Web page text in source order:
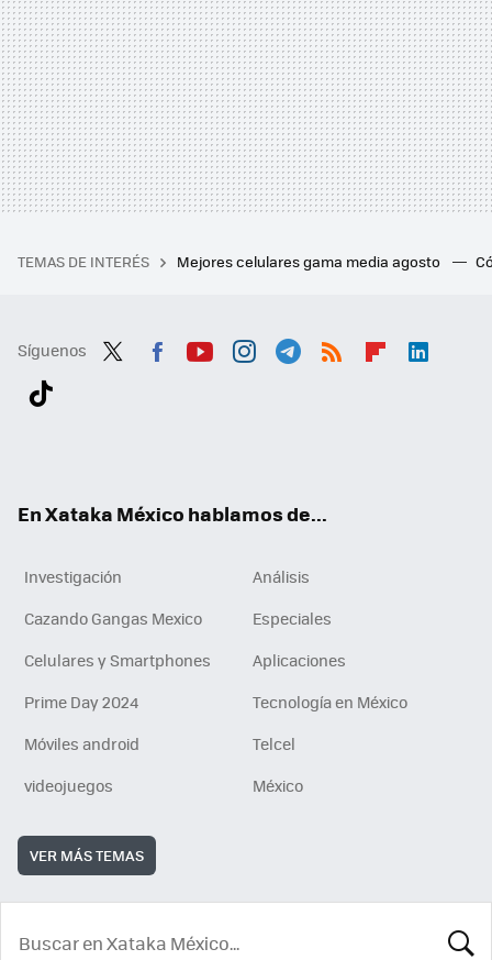
TEMAS DE INTERÉS Mejores celulares gama media agosto
Síguenos
En Xataka México hablamos de...
Investigación
Análisis
Cazando Gangas Mexico
Especiales
Celulares y Smartphones
Aplicaciones
Prime Day 2024
Tecnología en México
Móviles android
Telcel
videojuegos
México
VER MÁS TEMAS